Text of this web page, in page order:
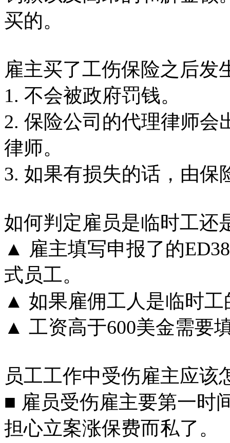
买的。
雇主买了工伤保险之后
1. 不会被政府罚钱。
2. 保险公司的代理律师会
律师。
3. 如果有损失的话，由
如何判定雇员是临时工还
▲ 雇主填写申报了的
式员工。
▲ 如果雇佣工人是临时
▲ 工资高于600美金需要
员工工作中受伤雇主应该
■ 雇员受伤雇主要第一时
担心立案涨保费而私了。